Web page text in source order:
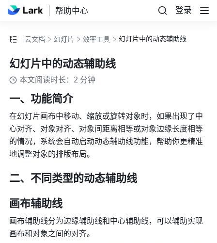
帮助中心 登录
云文档 幻灯片 效率工具 幻灯片中的动态辅助线
幻灯片中的动态辅助线
本文阅读时长：2 分钟
一、功能简介
在幻灯片画布中移动、缩放或旋转对象时，如果出现了中
心对齐、对象对齐、对象间距离相等或对象边缘长度相等
的情况，系统会自动启动动态辅助线功能，帮助你更精准
地调整对象的排版布局。
二、不同类型的动态辅助线
画布辅助线
画布辅助线分为边缘辅助线和中心辅助线，可以辅助实现
画布和对象之间的对齐。